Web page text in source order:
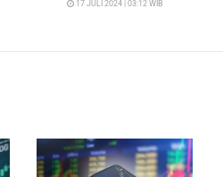
17 JULI 2024 | 03:12 WIB